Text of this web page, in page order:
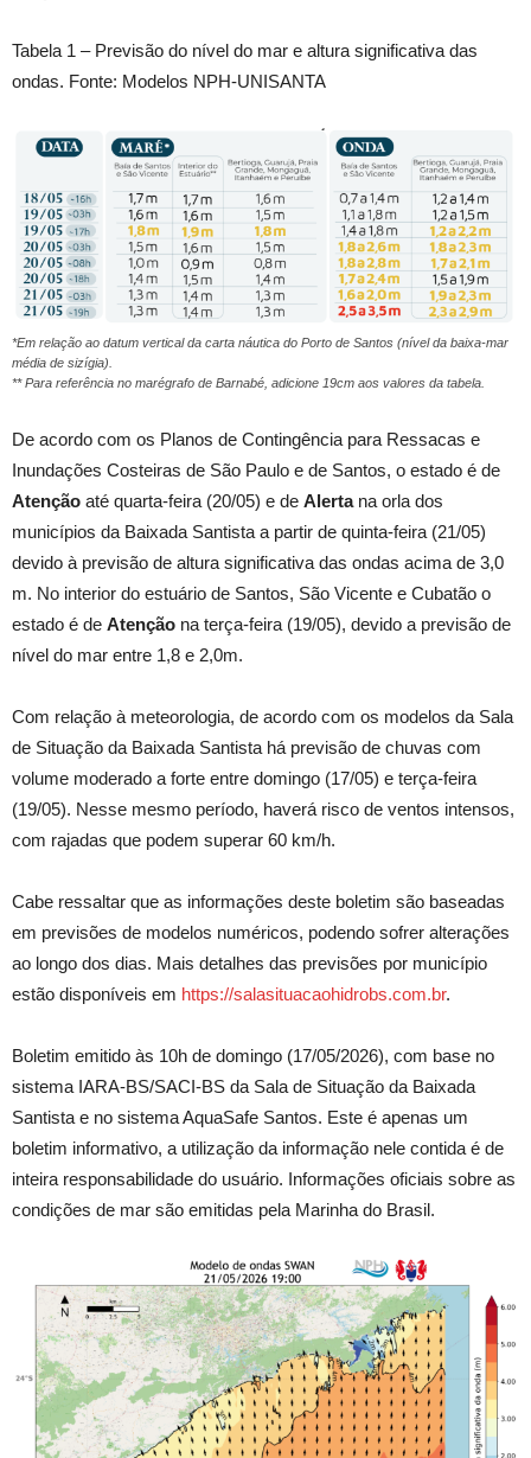
Tabela 1 – Previsão do nível do mar e altura significativa das
ondas. Fonte: Modelos NPH-UNISANTA
*Em relação ao datum vertical da carta náutica do Porto de Santos (nível da baixa-mar
média de sizígia).
** Para referência no marégrafo de Barnabé, adicione 19cm aos valores da tabela.
De acordo com os Planos de Contingência para Ressacas e
Inundações Costeiras de São Paulo e de Santos, o estado é de
Atenção até quarta-feira (20/05) e de Alertana orla dos
municípios da Baixada Santista a partir de quinta-feira (21/05)
devido à previsão de altura significativa das ondas acima de 3,0
m. No interior do estuário de Santos, São Vicente e Cubatão o
estado é de Atenção na terça-feira (19/05), devido a previsão de
nível do mar entre 1,8 e 2,0m.
Com relação à meteorologia, de acordo com os modelos da Sala
de Situação da Baixada Santista há previsão de chuvas com
volume moderado a forte entre domingo (17/05) e terça-feira
(19/05). Nesse mesmo período, haverá risco de ventos intensos,
com rajadas que podem superar 60 km/h.
Cabe ressaltar que as informações deste boletim são baseadas
em previsões de modelos numéricos, podendo sofrer alterações
ao longo dos dias. Mais detalhes das previsões por município
estão disponíveis em https://salasituacaohidrobs.com.br.
Boletim emitido às 10h de domingo (17/05/2026), com base no
sistema IARA-BS/SACI-BS da Sala de Situação da Baixada
Santista e no sistema AquaSafe Santos. Este é apenas um
boletim informativo, a utilização da informação nele contida é de
inteira responsabilidade do usuário. Informações oficiais sobre as
condições de mar são emitidas pela Marinha do Brasil.